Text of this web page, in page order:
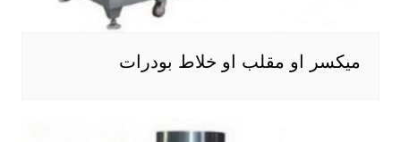
ميكسر او مقلب او خلاط بودرات